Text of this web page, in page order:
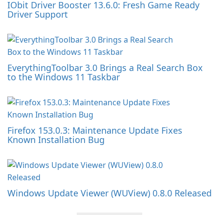
IObit Driver Booster 13.6.0: Fresh Game Ready
Driver Support
EverythingToolbar 3.0 Brings a Real Search Box
to the Windows 11 Taskbar
Firefox 153.0.3: Maintenance Update Fixes
Known Installation Bug
Windows Update Viewer (WUView) 0.8.0 Released